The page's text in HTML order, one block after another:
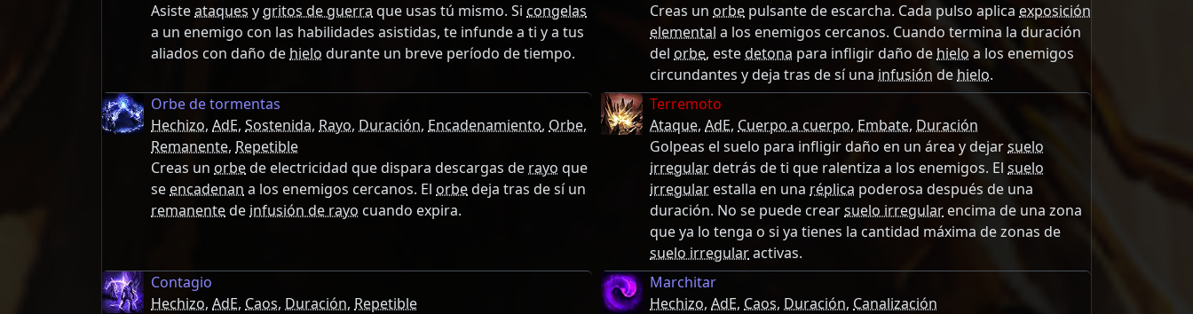
Asisteataques y gritos de guerra que usas tú mismo. Si congelas
a un enemigo con las habilidades asistidas, te infunde a ti y a tus
aliados con daño de hielo durante un breve período de tiempo.
Creas un orbe pulsante de escarcha. Cada pulso aplica exposición
elemental a los enemigos cercanos. Cuando termina la duración
del orbe, estedetona para infligir daño de hielo a los enemigos
circundantes y deja tras de sí una infusión de hielo.
Orbe de tormentas
Hechizo, AdE, Sostenida, Rayo, Duración, Encadenamiento, Orbe,
Remanente, Repetible
Creas un orbede electricidad que dispara descargas de rayo que
se encadenan a los enemigos cercanos. El orbedeja tras de sí un
remanentede infusión de rayo cuando expira.
Terremoto
Ataque, AdE, Cuerpo a cuerpo, Embate, Duración
Golpeas el suelo para infligir daño en un área y dejarsuelo
irregulardetrás de ti que ralentiza a los enemigos. El suelo
irregular estalla en una réplica poderosa después de una
duración. No se puede crearsuelo irregular encima de una zona
que ya lo tenga o si ya tienes la cantidad máxima de zonas de
suelo irregularactivas.
Contagio
Hechizo, AdE, Caos, Duración, Repetible
Marchitar
Hechizo, AdE, Caos, Duración, Canalización